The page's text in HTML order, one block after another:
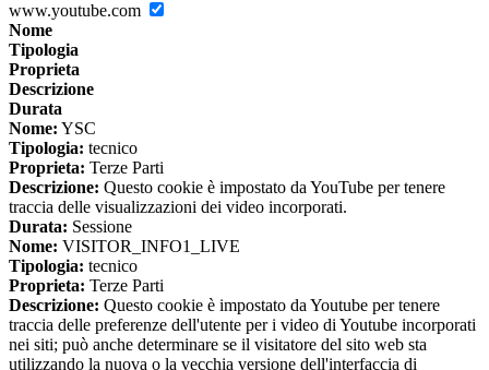
www.youtube.com
Nome
Tipologia
Proprieta
Descrizione
Durata
Nome: YSC
Tipologia: tecnico
Proprieta: Terze Parti
Descrizione: Questo cookie è impostato da YouTube per tenere
traccia delle visualizzazioni dei video incorporati.
Durata: Sessione
Nome: VISITOR_INFO1_LIVE
Tipologia: tecnico
Proprieta: Terze Parti
Descrizione: Questo cookie è impostato da Youtube per tenere
traccia delle preferenze dell'utente per i video di Youtube incorporati
nei siti; può anche determinare se il visitatore del sito web sta
utilizzando la nuova o la vecchia versione dell'interfaccia di